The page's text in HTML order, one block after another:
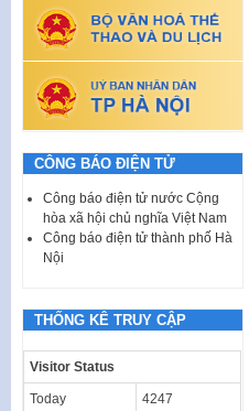
CÔNG BÁO ĐIỆN TỬ
Công báo điện tử nước Cộng
hòa xã hội chủ nghĩa Việt Nam
Công báo điện tử thành phố Hà
Nội
THỐNG KÊ TRUY CẬP
Visitor Status
Today 4247